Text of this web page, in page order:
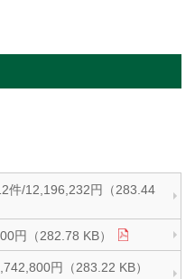
件/12,196,232円（283.44
円（282.78 KB）
円（283.22 KB）